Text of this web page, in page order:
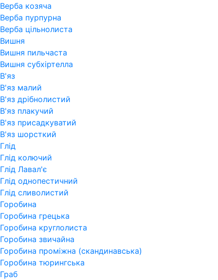
Верба козяча
Верба пурпурна
Верба цільнолиста
Вишня
Вишня пильчаста
Вишня субхіртелла
В'яз
В'яз малий
В'яз дрібнолистий
В'яз плакучий
В'яз присадкуватий
В'яз шорсткий
Глід
Глід колючий
Глід Лавал'є
Глід однопестичний
Глід сливолистий
Горобина
Горобина грецька
Горобина круглолиста
Горобина звичайна
Горобина проміжна (скандинавська)
Горобина тюрингська
Граб